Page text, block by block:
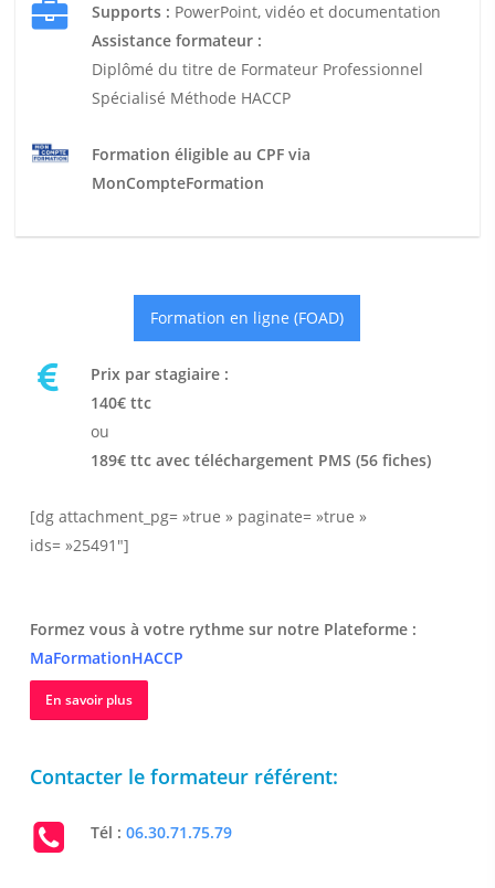
Supports : PowerPoint, vidéo et documentation
Assistance formateur :
Diplômé du titre de Formateur Professionnel
Spécialisé Méthode HACCP
Formation éligible au CPF via
MonCompteFormation
Formation en ligne (FOAD)
Prix par stagiaire :
140€ ttc
ou
189€ ttc avec téléchargement PMS (56 fiches)
[dg attachment_pg= »true » paginate= »true »
ids= »25491″]
Formez vous à votre rythme sur notre Plateforme :
MaFormationHACCP
En savoir plus
Contacter le formateur référent:
Tél :06.30.71.75.79